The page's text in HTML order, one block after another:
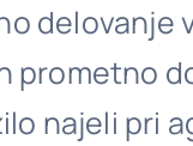
najeli pri